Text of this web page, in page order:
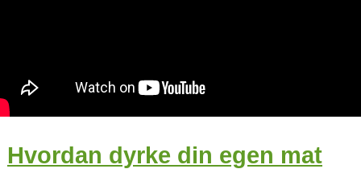
Hvordan dyrke din egen mat